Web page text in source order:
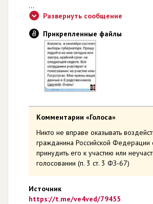
...
Развернуть сообщение
Прикрепленные файлы
Комментарии «Голоса»
Никто не вправе оказывать
гражданина Российской Федерации
принудить его к участию или
голосовании (п. 3 ст. 3 ФЗ-67)
Источник
https://t.me/ve4ved/79455